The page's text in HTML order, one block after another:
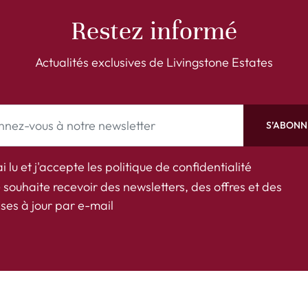
Restez informé
Actualités exclusives de Livingstone Estates
lu et j'accepte les politique de confidentialité
souhaite recevoir des newsletters, des offres et des
à jour par e-mail